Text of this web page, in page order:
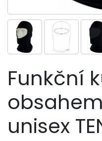
Funkční
unisex